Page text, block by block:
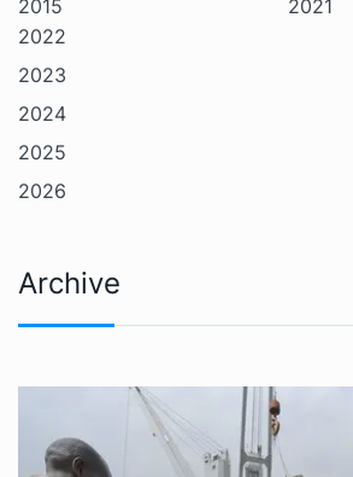
2015
2021
2022
2023
2024
2025
2026
Archive